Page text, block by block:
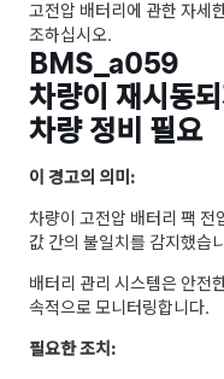
고전압 배터리에 관한 자세
조하십시오.
BMS_a059
차량이 재시동
차량 정비 필요
이 경고의 의미:
차량이 고전압 배터리 팩 전
값 간의 불일치를 감지했습
배터리 관리 시스템은 안전
속적으로 모니터링합니다.
필요한 조치: